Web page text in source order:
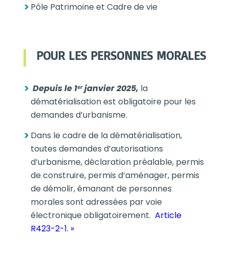
Pôle Patrimoine et Cadre de vie
POUR LES PERSONNES MORALES
Depuis le 1ᵉʳ janvier 2025, la
dématérialisation est obligatoire pour les
demandes d’urbanisme.
Dans le cadre de la dématérialisation,
toutes demandes d’autorisations
d’urbanisme, déclaration préalable, permis
de construire, permis d’aménager, permis
de démolir, émanant de personnes
morales sont adressées par voie
électronique obligatoirement. Article
R423-2-1. »